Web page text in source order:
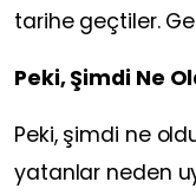
tarihe geçtiler.
Peki, Şimdi Ne
Peki, şimdi ne
yatanlar neden